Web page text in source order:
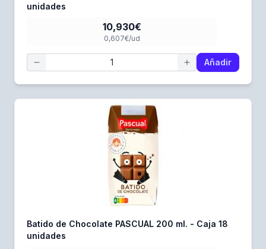
unidades
10,930€
0,607€/ud
Añadir
Batido de Chocolate PASCUAL 200 ml. - Caja 18
unidades